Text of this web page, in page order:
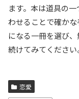
ます。本は道具の
わせることで確か
になる一冊を選び
続けてみてください
恋愛